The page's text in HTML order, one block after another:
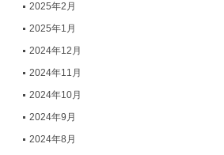
2025年2月
2025年1月
2024年12月
2024年11月
2024年10月
2024年9月
2024年8月